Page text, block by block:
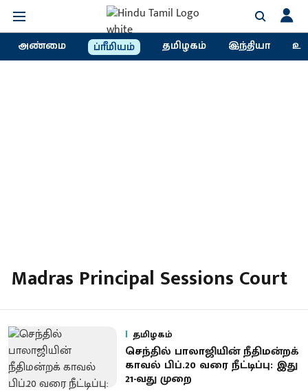
அண்மை ப்ரீமியம் தமிழகம் இந்தியா
Madras Principal Sessions Court
தமிழகம்
செந்தில் பாலாஜியின் நீதிமன்றக்
காவல் பிப்.20 வரை நீட்டிப்பு: இது
21-வது முறை